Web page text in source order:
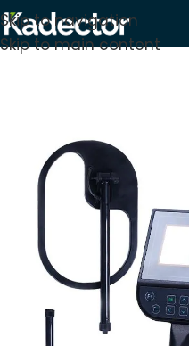
Skip to navigation
Skip to main content